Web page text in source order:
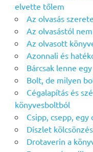
elvette tőlem
Az olvasás
Az olvasástól
Az olvasott
Azonnali és
Bárcsak lenne
Bolt, de milyen
Cégalapítás és
könyvesboltból
Csipp, csepp,
Díszlet
Drotaverin a